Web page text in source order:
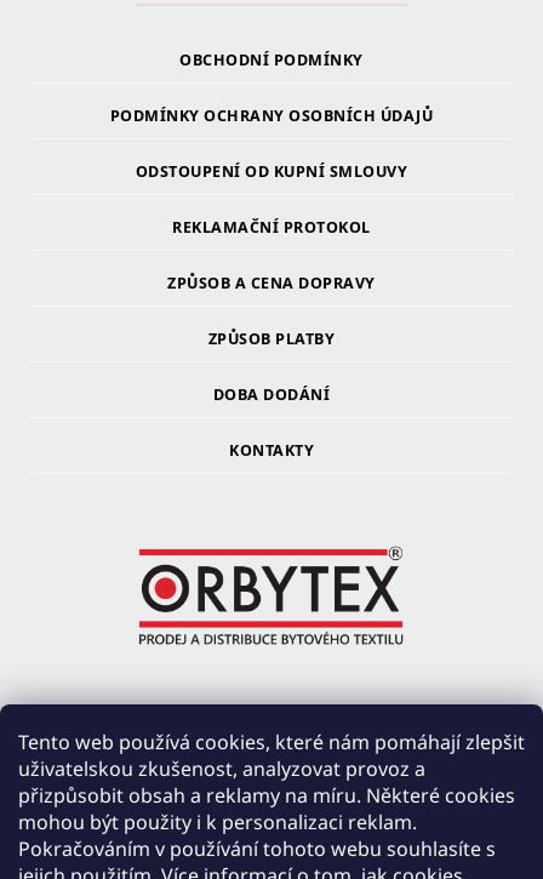
Tento web používá cookies, které nám pomáhají zlepšit
uživatelskou zkušenost, analyzovat provoz a
přizpůsobit obsah a reklamy na míru. Některé cookies
mohou být použity i k personalizaci reklam.
Pokračováním v používání tohoto webu souhlasíte s
OBCHODNÍ PODMÍNKY
PODMÍNKY OCHRANY OSOBNÍCH ÚDAJŮ
ODSTOUPENÍ OD KUPNÍ SMLOUVY
REKLAMAČNÍ PROTOKOL
ZPŮSOB A CENA DOPRAVY
ZPŮSOB PLATBY
DOBA DODÁNÍ
KONTAKTY
PRŮMYSLOVÁ 220, ČERVENÉ ZÁHOŘÍ
391 37 CHOTOVINY
IČ: 28138252
DIČ: CZ28138252